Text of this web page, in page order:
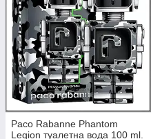
Paco Rabanne Phantom
Legion туалетна вода 100 ml.